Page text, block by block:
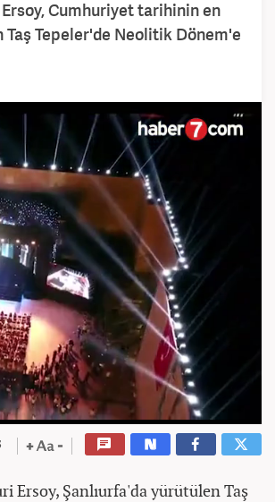
Cumhuriyet tarihinin en
Tepeler'de Neolitik Dönem'e
Ersoy, Şanlıurfa'da yürütülen Taş